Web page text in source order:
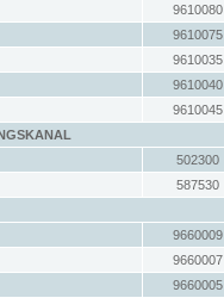
9610080
9610075
9610035
9610040
9610045
502300
587530
9660009
9660007
9660005